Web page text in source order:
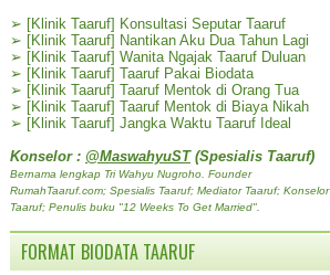
➢ [Klinik Taaruf] Konsultasi Seputar Taaruf
➢ [Klinik Taaruf] Nantikan Aku Dua Tahun Lagi
➢ [Klinik Taaruf] Wanita Ngajak Taaruf Duluan
➢ [Klinik Taaruf] Taaruf Pakai Biodata
➢ [Klinik Taaruf] Taaruf Mentok di Orang Tua
➢ [Klinik Taaruf] Taaruf Mentok di Biaya Nikah
➢ [Klinik Taaruf] Jangka Waktu Taaruf Ideal
Konselor : @MaswahyuST(Spesialis Taaruf)
Bernama lengkap Tri Wahyu Nugroho. Founder
RumahTaaruf.com; Spesialis Taaruf; Mediator Taaruf; Konselor
Taaruf; Penulis buku "12 Weeks To Get Married".
FORMAT BIODATA TAARUF